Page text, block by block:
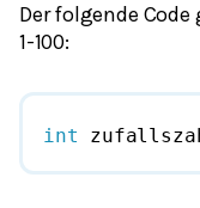
Der folgende
1-100:
int